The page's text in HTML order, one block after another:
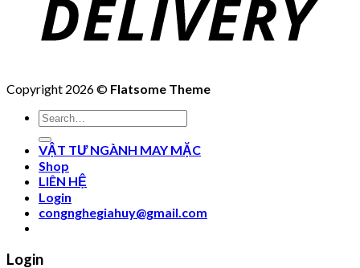
Copyright 2026 © Flatsome Theme
Search
for:
VẬT TƯ NGÀNH MAY MẶC
Shop
LIÊN HỆ
Login
congnghegiahuy@gmail.com
Login